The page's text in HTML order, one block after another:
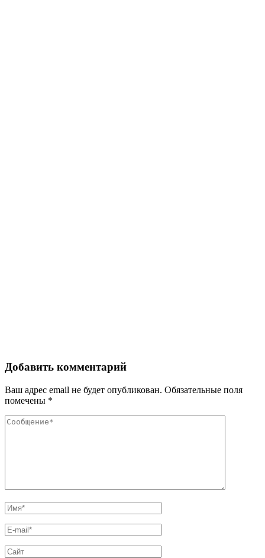
Добавить комментарий
Ваш адрес email не будет опубликован. Обязательные поля
помечены *